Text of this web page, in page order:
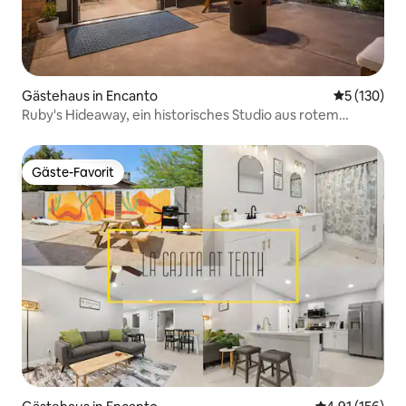
Gästehaus in Encanto
5 (130)
Ruby's Hideaway, ein historisches Studio aus rotem
Gäste-Favorit
Gäste-Favorit